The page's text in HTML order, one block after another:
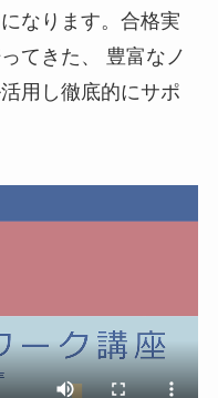
なります。合格実
てきた、 豊富なノ
用し徹底的にサポ